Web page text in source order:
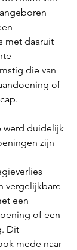
met daaruit
die van
of
werd duidelijk
zijn
vergelijkbare
een
of een
Dit
mede naar